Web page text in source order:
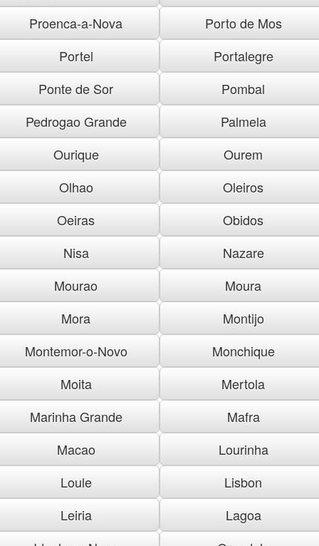
Proenca-a-Nova
Porto de Mos
Portel
Portalegre
Ponte de Sor
Pombal
Pedrogao Grande
Palmela
Ourique
Ourem
Olhao
Oleiros
Oeiras
Obidos
Nisa
Nazare
Mourao
Moura
Mora
Montijo
Montemor-o-Novo
Monchique
Moita
Mertola
Marinha Grande
Mafra
Macao
Lourinha
Loule
Lisbon
Leiria
Lagoa